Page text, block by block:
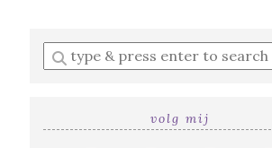
Enter
a
volg mij